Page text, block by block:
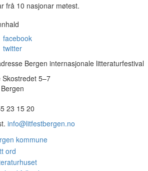
frå 10 nasjonar møtest.
facebook
twitter
Bergen internasjonale litteraturfestival
5–7
23 15 20
info@litfestbergen.no